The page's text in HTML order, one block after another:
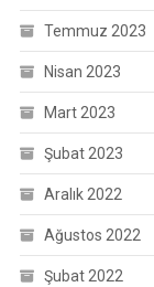
Temmuz 2023
Nisan 2023
Mart 2023
Şubat 2023
Aralık 2022
Ağustos 2022
Şubat 2022